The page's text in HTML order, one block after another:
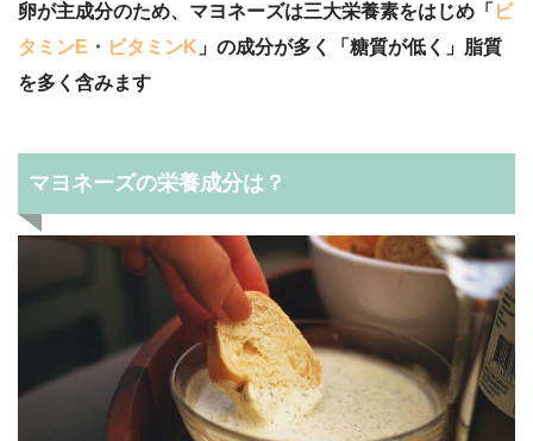
卵が主成分のため、マヨネーズは三大栄養素をはじめ「 ビ
タミンE ・ ビタミンK 」の成分が多く「糖質が低く」脂質
を多く含みます
マヨネーズの栄養成分は？